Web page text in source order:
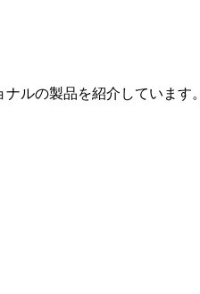
ルの製品を紹介しています。